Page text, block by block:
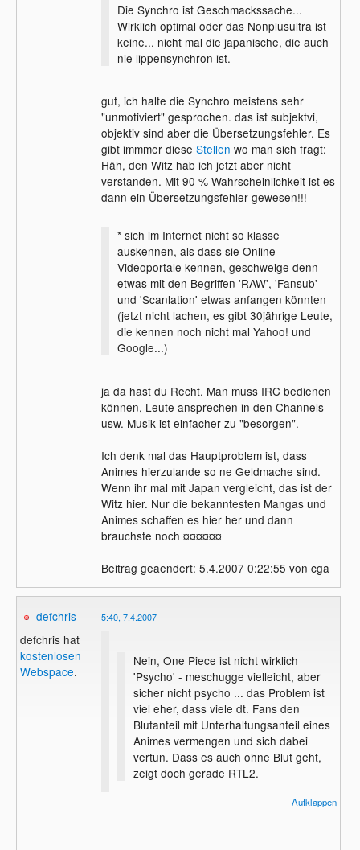
Die Synchro ist Geschmackssache...
Wirklich optimal oder das Nonplusultra ist
keine... nicht mal die japanische, die auch
nie lippensynchron ist.
gut, ich halte die Synchro meistens sehr
"unmotiviert" gesprochen. das ist subjektvi,
objektiv sind aber die Übersetzungsfehler. Es
gibt immmer diese Stellen wo man sich fragt:
Häh, den Witz hab ich jetzt aber nicht
verstanden. Mit 90 % Wahrscheinlichkeit ist es
dann ein Übersetzungsfehler gewesen!!!
* sich im Internet nicht so klasse
auskennen, als dass sie Online-
Videoportale kennen, geschweige denn
etwas mit den Begriffen 'RAW', 'Fansub'
und 'Scanlation' etwas anfangen könnten
(jetzt nicht lachen, es gibt 30jährige Leute,
die kennen noch nicht mal Yahoo! und
Google...)
ja da hast du Recht. Man muss IRC bedienen
können, Leute ansprechen in den Channels
usw. Musik ist einfacher zu "besorgen".
Ich denk mal das Hauptproblem ist, dass
Animes hierzulande so ne Geldmache sind.
Wenn ihr mal mit Japan vergleicht, das ist der
Witz hier. Nur die bekanntesten Mangas und
Animes schaffen es hier her und dann
brauchste noch ¤¤¤¤¤¤
Beitrag geaendert: 5.4.2007 0:22:55 von cga
defchris
defchris hat
kostenlosen
Webspace.
5:40, 7.4.2007
Nein, One Piece ist nicht wirklich
'Psycho' - meschugge vielleicht, aber
sicher nicht psycho ... das Problem ist
viel eher, dass viele dt. Fans den
Blutanteil mit Unterhaltungsanteil eines
Animes vermengen und sich dabei
vertun. Dass es auch ohne Blut geht,
zeigt doch gerade RTL2.
Aufklappen